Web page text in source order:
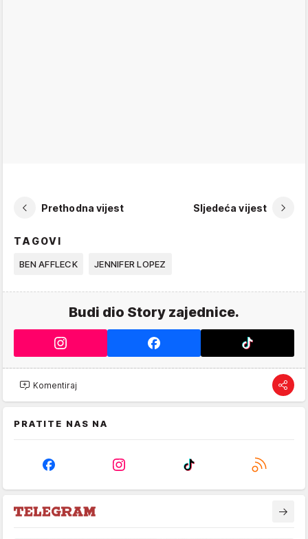
Prethodna vijest Sljedeća vijest
TAGOVI
BEN AFFLECK JENNIFER LOPEZ
Budi dio Story zajednice.
Komentiraj
PRATITE NAS NA